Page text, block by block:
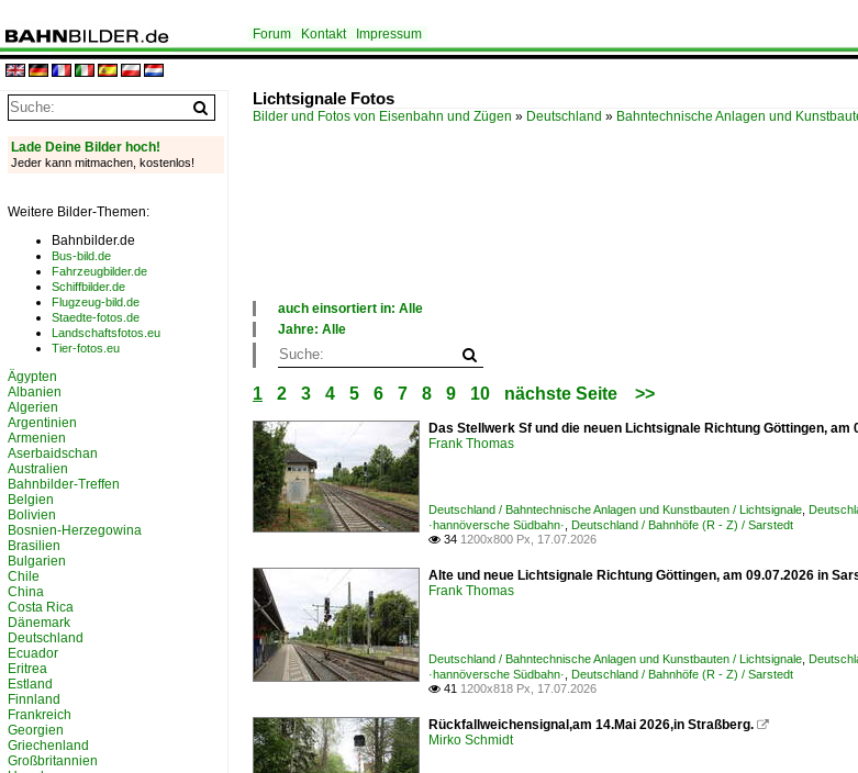
Forum Kontakt Impressum
Lichtsignale Fotos
Bilder und Fotos von Eisenbahn und Zügen » Deutschland » Bahntechnische Anlagen und
auch einsortiert in: Alle
Bahnbilder-Treffen
Modellbahn
Jahre: Alle
Alle Jahre
1990
2010
2020
1 2 3 4 5 6 7 8 9 10 nächste Seite >>
Das Stellwerk Sf und die neuen Lichtsignale Richtung Göttingen,
Frank Thomas
Deutschland / Bahntechnische Anlagen und Kunstbauten / Lichtsignale
·hannöversche Südbahn· Deutschland / Bahnhöfe (R - Z) / Sarstedt
 34 1200x800 Px, 17.07.2026
Alte und neue Lichtsignale Richtung Göttingen, am 09.07.2026 in
Frank Thomas
Deutschland / Bahntechnische Anlagen und Kunstbauten / Lichtsignale
·hannöversche Südbahn· Deutschland / Bahnhöfe (R - Z) / Sarstedt
 41 1200x818 Px, 17.07.2026
Rückfallweichensignal,am 14.Mai 2026,in Straßberg. 
Mirko Schmidt
Lade Deine Bilder hoch!
Jeder kann mitmachen, kostenlos!
Weitere Bilder-Themen:
Bahnbilder.de
Bus-bild.de
Fahrzeugbilder.de
Schiffbilder.de
Flugzeug-bild.de
Staedte-fotos.de
Landschaftsfotos.eu
Tier-fotos.eu
Ägypten
Albanien
Algerien
Argentinien
Armenien
Aserbaidschan
Australien
Bahnbilder-Treffen
Belgien
Bolivien
Bosnien-Herzegowina
Brasilien
Bulgarien
Chile
China
Costa Rica
Dänemark
Deutschland
Ecuador
Eritrea
Estland
Finnland
Frankreich
Georgien
Griechenland
Großbritannien